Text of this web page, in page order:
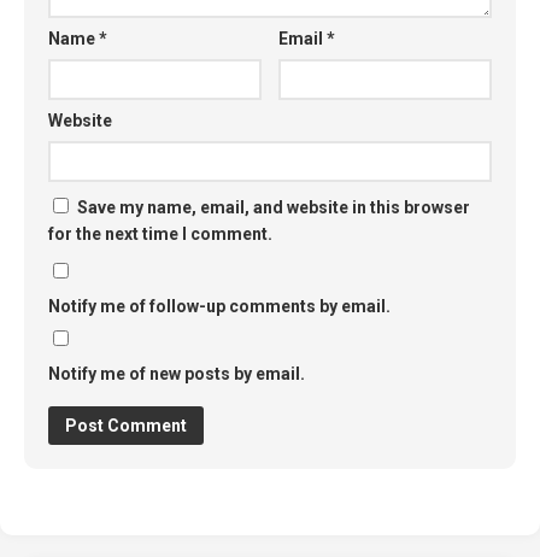
Name* Email*
Website
Save my name, email, and website in this browser
for the next time I comment.
Notify me of follow-up comments by email.
Notify me of new posts by email.